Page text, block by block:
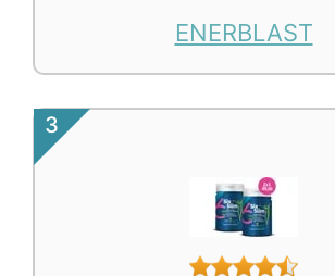
ENERBLAST
3